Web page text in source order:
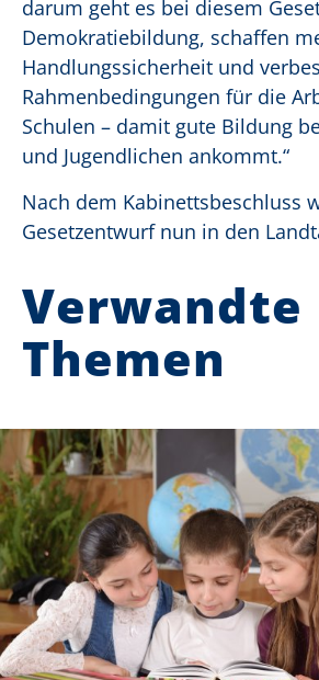
darum geht es bei diesem
Demokratiebildung, schaffen
Handlungssicherheit und
Rahmenbedingungen für die
Schulen – damit gute Bildung
und Jugendlichen ankommt.“
Nach dem Kabinettsbeschluss
Gesetzentwurf nun in den
Verwandte
Themen